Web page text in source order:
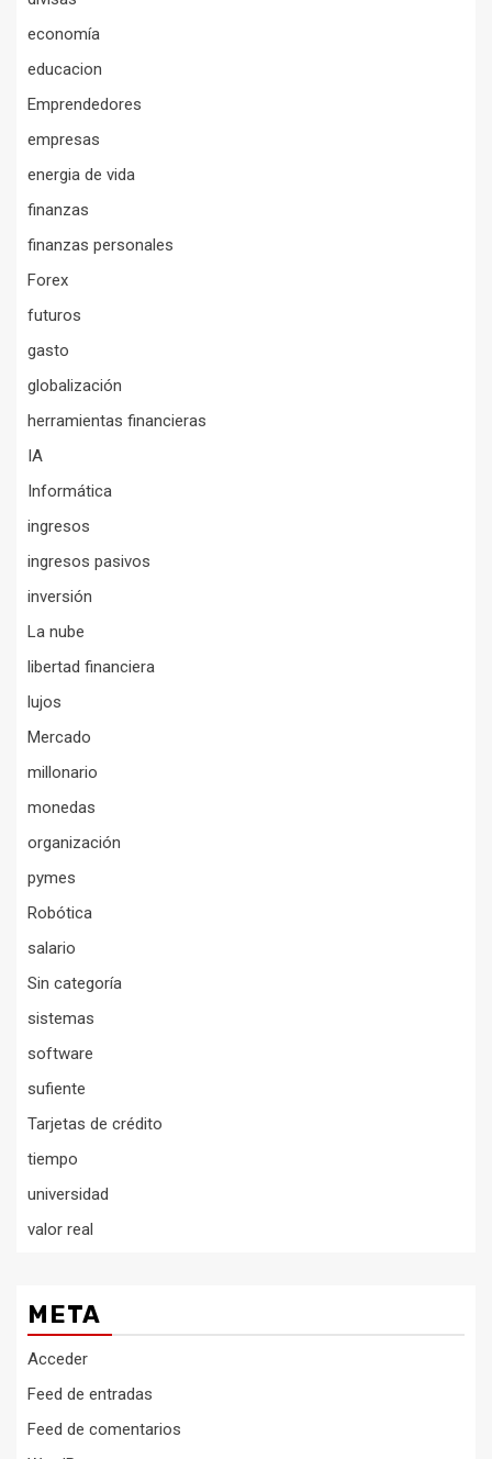
economía
educacion
Emprendedores
empresas
energia de vida
finanzas
finanzas personales
Forex
futuros
gasto
globalización
herramientas financieras
IA
Informática
ingresos
ingresos pasivos
inversión
La nube
libertad financiera
lujos
Mercado
millonario
monedas
organización
pymes
Robótica
salario
Sin categoría
sistemas
software
sufiente
Tarjetas de crédito
tiempo
universidad
valor real
META
Acceder
Feed de entradas
Feed de comentarios